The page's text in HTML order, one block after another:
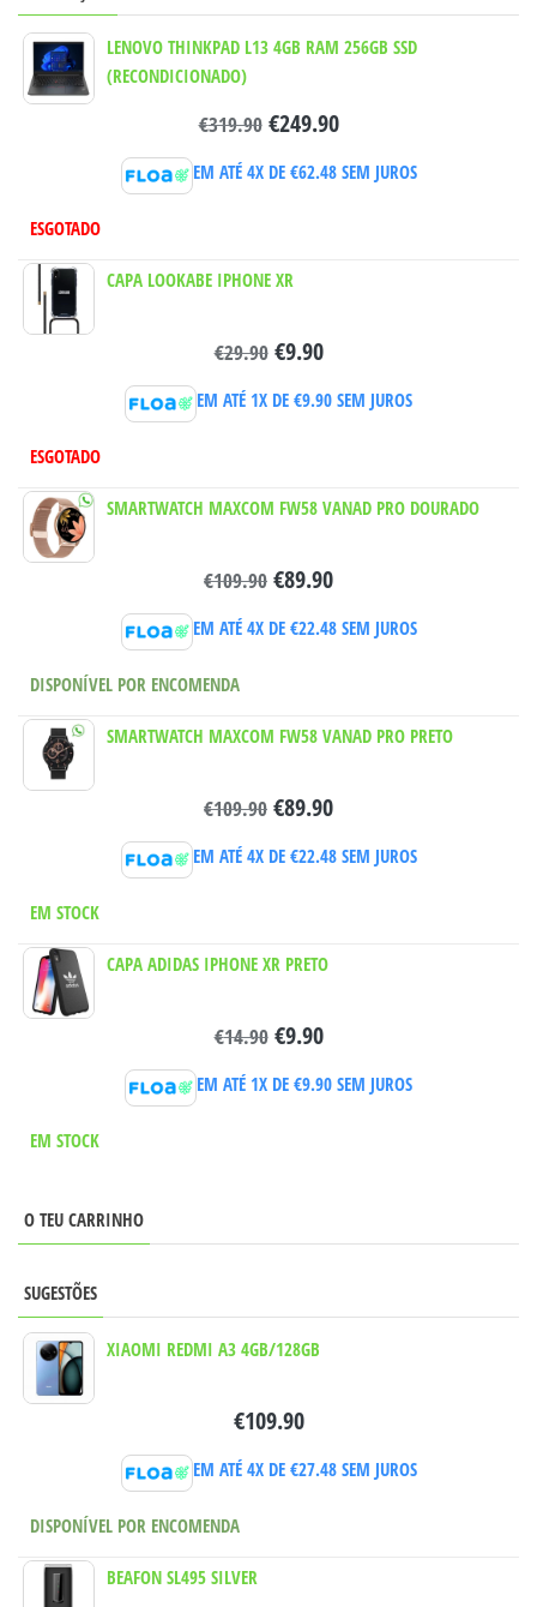
LENOVO THINKPAD L13 4GB RAM 256GB SSD
(RECONDICIONADO)
€319.90 €249.90
EM ATÉ 4X DE €62.48SEM JUROS
ESGOTADO
CAPA LOOKABE IPHONE XR
€29.90 €9.90
EM ATÉ 1X DE €9.90 SEM JUROS
ESGOTADO
SMARTWATCH MAXCOM FW58 VANAD PRO DOURADO
€109.90 €89.90
EM ATÉ 4X DE €22.48SEM JUROS
DISPONÍVEL POR ENCOMENDA
SMARTWATCH MAXCOM FW58 VANAD PRO PRETO
€109.90 €89.90
EM ATÉ 4X DE €22.48SEM JUROS
EM STOCK
CAPA ADIDAS IPHONE XR PRETO
€14.90 €9.90
EM ATÉ 1X DE €9.90 SEM JUROS
EM STOCK
O TEU CARRINHO
SUGESTÕES
XIAOMI REDMI A3 4GB/128GB
€109.90
EM ATÉ 4X DE €27.48SEM JUROS
DISPONÍVEL POR ENCOMENDA
BEAFON SL495 SILVER